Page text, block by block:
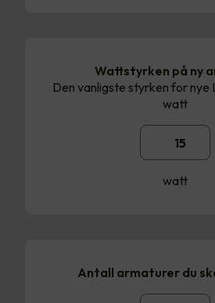
Wattstyrken på ny
Den vanligste styrken for nye
watt
watt
Antall armaturer du